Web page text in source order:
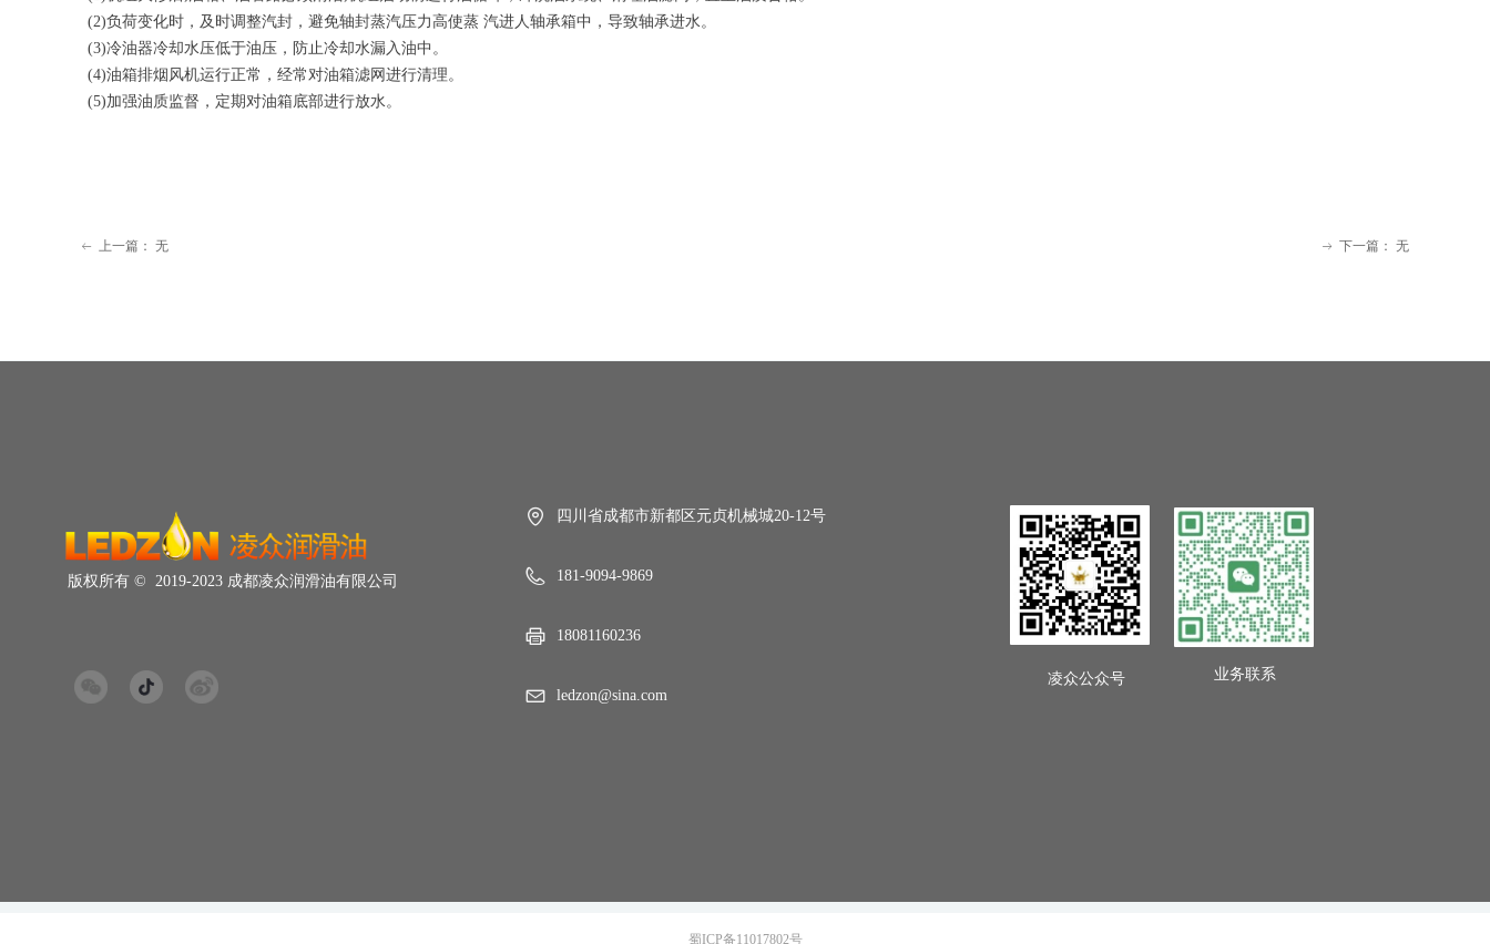
(2)负荷变化时，及时调整汽封，避免轴封蒸汽压力高使蒸 汽进人轴承箱中，导致轴承进水。
(3)冷油器冷却水压低于油压，防止冷却水漏入油中。
(4)油箱排烟风机运行正常，经常对油箱滤网进行清理。
(5)加强油质监督，定期对油箱底部进行放水。
ꂃ 上一篇： 无 ꁹ 下一篇： 无
版权所有 ©  2019-2023 成都凌众润滑油有限公司
四川省成都市新都区元贞机械城20-12号
181-9094-9869
18081160236
ledzon@sina.com
凌众公众号 业务联系
蜀ICP备11017802号